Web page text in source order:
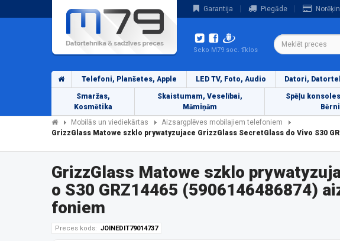
Garantija Piegāde
Seko M79 soc. tīklos
Telefoni, Planšetes, Apple LED TV, Foto, Audio Datori,
Smaržas,
Kosmētika
Skaistumam, Veselībai,
Māmiņām
Spēļu
Mobilās un viediekārtas
Aizsargplēves mobilajiem telefoniem
GrizzGlass Matowe szklo prywatyzujace GrizzGlass SecretGlass do Vivo S30
GrizzGlass Matowe szklo
o S30 GRZ14465 (5906146486874)
foniem
Preces kods: JOINEDIT79014737